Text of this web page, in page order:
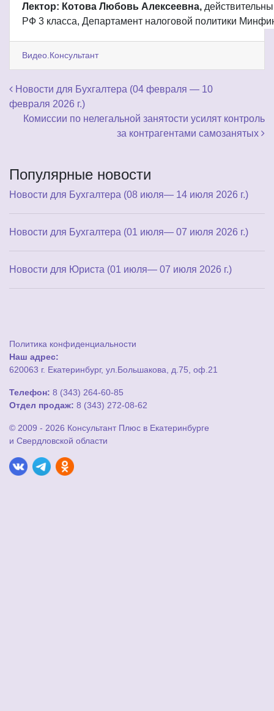
Лектор: Котова Любовь Алексеевна,
РФ 3 класса, Департамент налоговой политики
Видео.Консультант
Навигация по записям
Новости для Бухгалтера (04 февраля — 10
февраля 2026 г.)
Комиссии по нелегальной занятости усилят контроль
за контрагентами самозанятых
Популярные новости
Новости для Бухгалтера (08 июля— 14 июля 2026 г.)
Новости для Бухгалтера (01 июля— 07 июля 2026 г.)
Новости для Юриста (01 июля— 07 июля 2026 г.)
Политика конфиденциальности
Наш адрес:
620063 г. Екатеринбург, ул.Большакова, д.75, оф.21
Телефон: 8 (343) 264-60-85
Отдел продаж: 8 (343) 272-08-62
© 2009 - 2026 Консультант Плюс в Екатеринбурге
и Свердловской области